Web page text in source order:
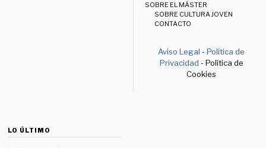
SOBRE EL MÁSTER
SOBRE CULTURA JOVEN
CONTACTO
Aviso Legal -Política de
Privacidad - Política de
Cookies
LO ÚLTIMO